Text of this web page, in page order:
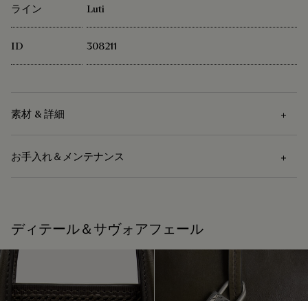
ライン Luti
ID 308211
素材 & 詳細
カーフレザーライニング
す。現在、メゾンで使用する主要な素材の92%以上が、最も
厳しい基準を満たす認証を受けています。
私たちの素材の起源を探る
お手入れ＆メンテナンス
ヴェネチアレザーのお手入れは、柔らかい布を使用して汚れ
を取り除き、栄養を与え、防水するために透明な革専用ワッ
クスを塗布します。それから、ポリッシュグローブでしっか
りと磨き、レザー本来の光沢をよみがえらせます。
ディテール＆サヴォアフェール